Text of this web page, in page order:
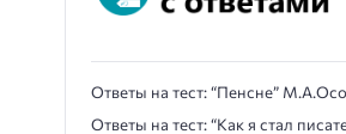
Ответы на тест: “Пенсне”
Ответы на тест: “Как я стал